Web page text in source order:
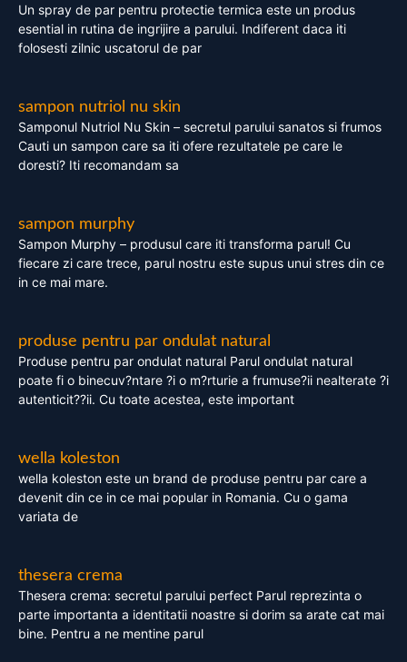
Un spray de par pentru protectie termica este un produs
esential in rutina de ingrijire a parului. Indiferent daca iti
folosesti zilnic uscatorul de par
sampon nutriol nu skin
Samponul Nutriol Nu Skin – secretul parului sanatos si frumos
Cauti un sampon care sa iti ofere rezultatele pe care le
doresti? Iti recomandam sa
sampon murphy
Sampon Murphy – produsul care iti transforma parul! Cu
fiecare zi care trece, parul nostru este supus unui stres din ce
in ce mai mare.
produse pentru par ondulat natural
Produse pentru par ondulat natural Parul ondulat natural
poate fi o binecuv?ntare ?i o m?rturie a frumuse?ii nealterate ?i
autenticit??ii. Cu toate acestea, este important
wella koleston
wella koleston este un brand de produse pentru par care a
devenit din ce in ce mai popular in Romania. Cu o gama
variata de
thesera crema
Thesera crema: secretul parului perfect Parul reprezinta o
parte importanta a identitatii noastre si dorim sa arate cat mai
bine. Pentru a ne mentine parul